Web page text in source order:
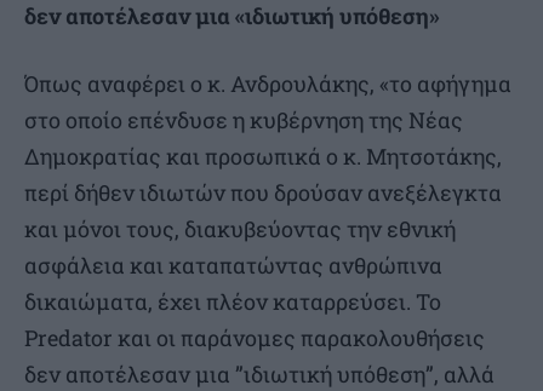
δεν αποτέλεσαν μια «ιδιωτική υπόθεση»
Όπως αναφέρει ο κ. Ανδρουλάκης, «το αφήγημα
στο οποίο επένδυσε η κυβέρνηση της Νέας
Δημοκρατίας και προσωπικά ο κ. Μητσοτάκης,
περί δήθεν ιδιωτών που δρούσαν ανεξέλεγκτα
και μόνοι τους, διακυβεύοντας την εθνική
ασφάλεια και καταπατώντας ανθρώπινα
δικαιώματα, έχει πλέον καταρρεύσει. Το
Predator και οι παράνομες παρακολουθήσεις
δεν αποτέλεσαν μια ”ιδιωτική υπόθεση”, αλλά